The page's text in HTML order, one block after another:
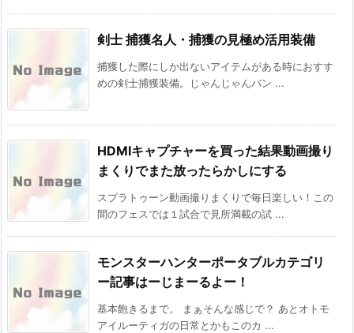
剣士 捕獲名人・捕獲の見極め活用装備
捕獲した際にしか出ないアイテムがある時におすす
めの剣士捕獲装備。じゃんじゃんバン ...
HDMIキャプチャーを買った結果動画撮り
まくりでまた放ったらかしにする
スプラトゥーン動画撮りまくりで毎日楽しい！この
間のフェスでは１試合で見所満載の試 ...
モンスターハンターポータブルカテゴリ
ー記事はーじまーるよー！
基本飽きるまで。 まぁそんな感じで？ あとオトモ
アイルーティガの日常とかもこのカ ...